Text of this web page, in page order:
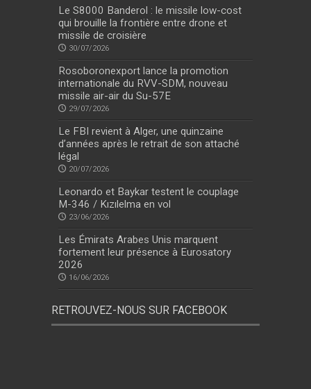
Le S8000 Banderol : le missile low-cost
qui brouille la frontière entre drone et
missile de croisière
30/07/2026
Rosoboronexport lance la promotion
internationale du RVV-SDM, nouveau
missile air-air du Su-57E
29/07/2026
Le FBI revient à Alger, une quinzaine
d’années après le retrait de son attaché
légal
20/07/2026
Leonardo et Baykar testent le couplage
M-346 / Kızılelma en vol
23/06/2026
Les Émirats Arabes Unis marquent
fortement leur présence à Eurosatory
2026
16/06/2026
RETROUVEZ-NOUS SUR FACEBOOK